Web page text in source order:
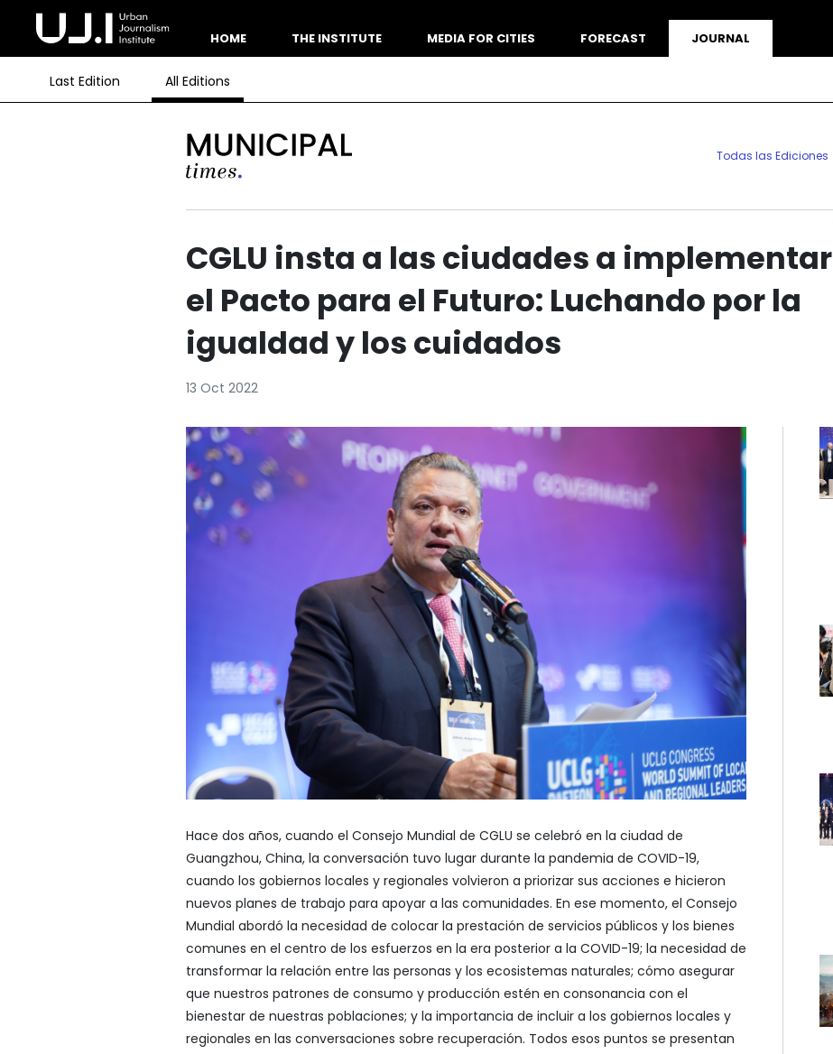
HOME THE INSTITUTE MEDIA FOR CITIES FORECAST JOURNAL
Last Edition All Editions
Todas las Ediciones
CGLU insta a las ciudades a implementar
el Pacto para el Futuro: Luchando por la
igualdad y los cuidados
13 Oct 2022
Hace dos años, cuando el Consejo Mundial de CGLU se celebró en la ciudad de
Guangzhou, China, la conversación tuvo lugar durante la pandemia de COVID-19,
cuando los gobiernos locales y regionales volvieron a priorizar sus acciones e hicieron
nuevos planes de trabajo para apoyar a las comunidades. En ese momento, el Consejo
Mundial abordó la necesidad de colocar la prestación de servicios públicos y los bienes
comunes en el centro de los esfuerzos en la era posterior a la COVID-19; la necesidad de
transformar la relación entre las personas y los ecosistemas naturales; cómo asegurar
que nuestros patrones de consumo y producción estén en consonancia con el
bienestar de nuestras poblaciones; y la importancia de incluir a los gobiernos locales y
regionales en las conversaciones sobre recuperación. Todos esos puntos se presentan